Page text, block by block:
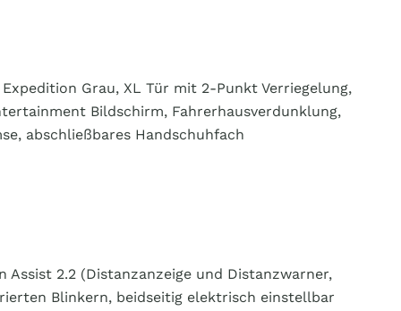
Grau, XL Tür mit 2-Punkt Verriegelung,
Bildschirm, Fahrerhausverdunklung,
abschließbares Handschuhfach
2.2 (Distanzanzeige und Distanzwarner,
Blinkern, beidseitig elektrisch einstellbar